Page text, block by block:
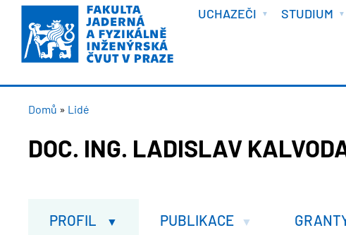
Přejít
hlavnímu
obsahu
VÍTEJTE
UCHAZEČI STUDIUM
DROBEČKOVÁ
Domů Lidé
DOC. ING. LADISLAV
PROFIL PUBLIKACE